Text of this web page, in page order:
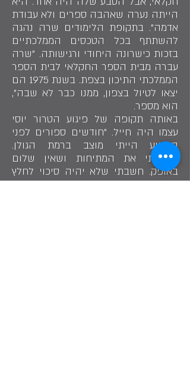
הייתה נערה שאהבה ספרים ולא עבודת
אדמה". בתקופת הלימודים שרה נהגה
להשתתף בכל הטכסים הממלכתיים
בזכות כישרונה היחודי ורגישותה. "שרה
עברה מבית הספר החקלאי לבית הספר
הממלכתי התיכון בצפת. בשנת 1975 הם
יצאו לטיול בצפון, ממנו כבר לא שבה",
הוא מספר.
באותה תקופה של פיגוע הטרור יוסי
עצמו היה חייל. "חודשים ספורים לפני
הפיגוע הייתי מוצב ברמת הגולן.
הרגשתי את המתיחות ושאין שלום
באופק. חשבתי שלא יהיה סיכוי לחלץ
את הילדים האלה מבית הספר. אנחנו